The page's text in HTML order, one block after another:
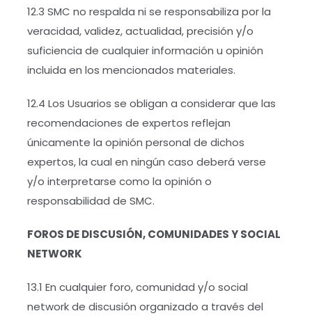
12.3 SMC no respalda ni se responsabiliza por la
veracidad, validez, actualidad, precisión y/o
suficiencia de cualquier información u opinión
incluida en los mencionados materiales.
12.4 Los Usuarios se obligan a considerar que las
recomendaciones de expertos reflejan
únicamente la opinión personal de dichos
expertos, la cual en ningún caso deberá verse
y/o interpretarse como la opinión o
responsabilidad de SMC.
FOROS DE DISCUSIÓN, COMUNIDADES Y SOCIAL
NETWORK
13.1 En cualquier foro, comunidad y/o social
network de discusión organizado a través del